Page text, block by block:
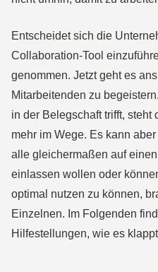
Entscheidet sich die
Collaboration-Tool
genommen. Jetzt geht es
Mitarbeitenden zu
in der Belegschaft trifft,
mehr im Wege. Es kann
alle gleichermaßen auf
einlassen wollen oder
optimal nutzen zu können,
Einzelnen. Im Folgenden
Hilfestellungen, wie es